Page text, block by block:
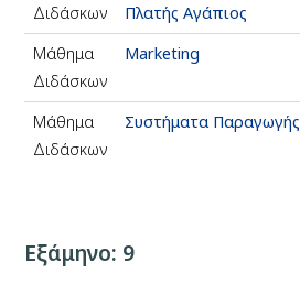
Διδάσκων
Πλατής Αγάπιος
Μάθημα
Marketing
Διδάσκων
Μάθημα
Συστήματα Παραγωγής
Διδάσκων
Εξάμηνο: 9